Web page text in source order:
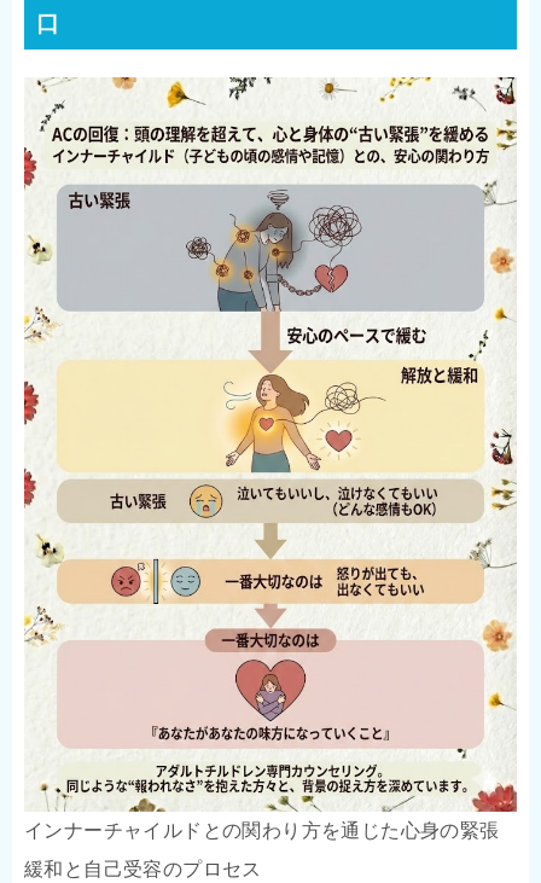
口
インナーチャイルドとの関わり方を通じた心身の緊張
緩和と自己受容のプロセス